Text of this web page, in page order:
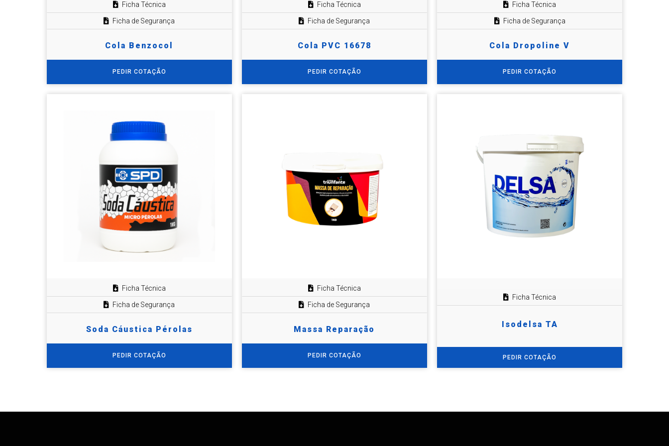
Ficha Técnica
Ficha de Segurança
Cola Benzocol
PEDIR COTAÇÃO
Ficha Técnica
Ficha de Segurança
Cola PVC 16678
PEDIR COTAÇÃO
Ficha Técnica
Ficha de Segurança
Cola Dropoline V
PEDIR COTAÇÃO
Ficha Técnica
Ficha de Segurança
Soda Cáustica Pérolas
PEDIR COTAÇÃO
Ficha Técnica
Ficha de Segurança
Massa Reparação
PEDIR COTAÇÃO
Ficha Técnica
Isodelsa TA
PEDIR COTAÇÃO